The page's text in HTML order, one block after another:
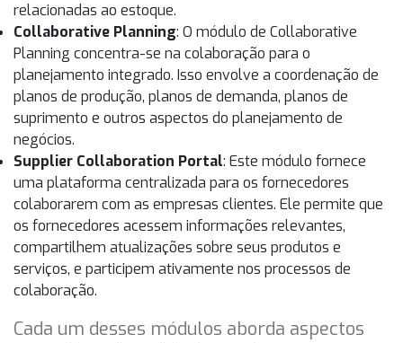
relacionadas ao estoque.
Collaborative Planning: O módulo de Collaborative
Planning concentra-se na colaboração para o
planejamento integrado. Isso envolve a coordenação de
planos de produção, planos de demanda, planos de
suprimento e outros aspectos do planejamento de
negócios.
Supplier Collaboration Portal: Este módulo fornece
uma plataforma centralizada para os fornecedores
colaborarem com as empresas clientes. Ele permite que
os fornecedores acessem informações relevantes,
compartilhem atualizações sobre seus produtos e
serviços, e participem ativamente nos processos de
colaboração.
Cada um desses módulos aborda aspectos